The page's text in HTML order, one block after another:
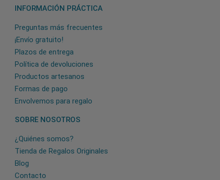
INFORMACIÓN PRÁCTICA
Preguntas más frecuentes
¡Envío gratuito!
Plazos de entrega
Política de devoluciones
Productos artesanos
Formas de pago
Envolvemos para regalo
SOBRE NOSOTROS
¿Quiénes somos?
Tienda de Regalos Originales
Blog
Contacto